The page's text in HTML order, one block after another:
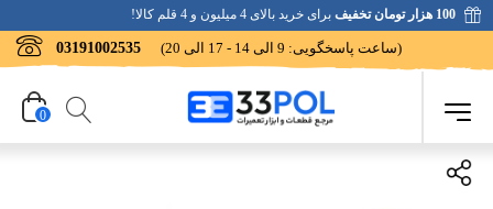
100 هزار تومان تخفیف برای خرید بالای 4 میلیون و 4 قلم کالا!
03191002535 (ساعت پاسخگویی: 9 الی 14 - 17 الی 20)
0